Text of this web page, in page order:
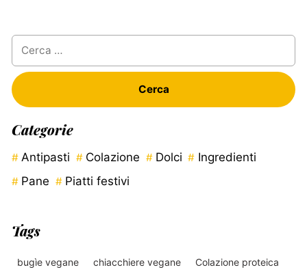
Ricerca
per:
Categorie
Antipasti Colazione Dolci
Ingredienti
Pane
Piatti festivi
Tags
bugìe vegane chiacchiere vegane
Colazione proteica